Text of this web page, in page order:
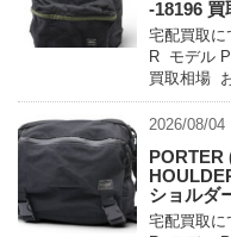
-18196 買
宅配買取
R モデル
買取相場
量でコン
2026/08/04
PORTER
ショルダ
宅配買取